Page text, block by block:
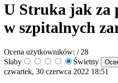
U Struka jak za
w szpitalnych
Ocena użytkowników: / 28
Słaby
Świetny
czwartek, 30 czerwca 2022 18:51